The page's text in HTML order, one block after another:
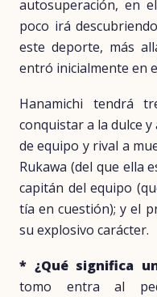
autosuperación, en
poco irá
este deporte, más
entró inicialmente en
Hanamichi tendrá
conquistar a la dulce
de equipo y rival a
Rukawa (del que ella
capitán del equipo
tía en cuestión); y el
su explosivo carácter.
* ¿Qué significa
tomo entra al